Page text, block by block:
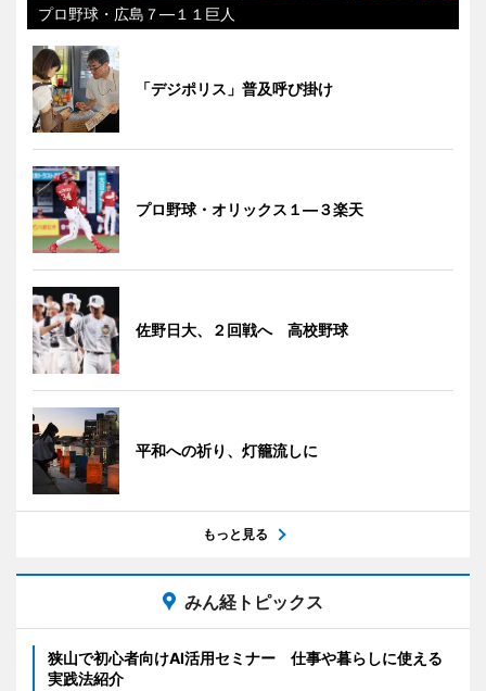
プロ野球・広島７―１１巨人
「デジポリス」普及呼び掛け
プロ野球・オリックス１―３楽天
佐野日大、２回戦へ 高校野球
平和への祈り、灯籠流しに
もっと見る
みん経トピックス
狭山で初心者向けAI活用セミナー 仕事や暮らしに使える
実践法紹介